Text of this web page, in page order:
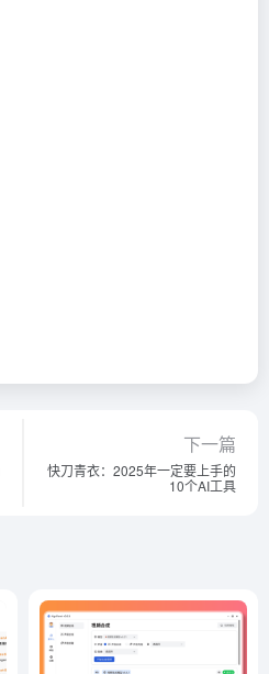
下一篇
快刀青衣：2025年一定要上手的
10个AI工具